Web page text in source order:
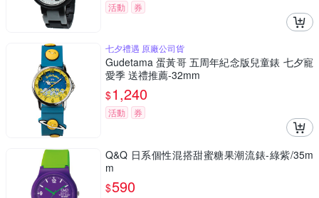
活動 券
七夕禮遇 原廠公司貨
Gudetama 蛋黃哥 五周年紀念版兒童錶 七夕寵
愛季 送禮推薦-32mm
$1,240
活動 券
Q&Q 日系個性混搭甜蜜糖果潮流錶-綠紫/35m
m
$590